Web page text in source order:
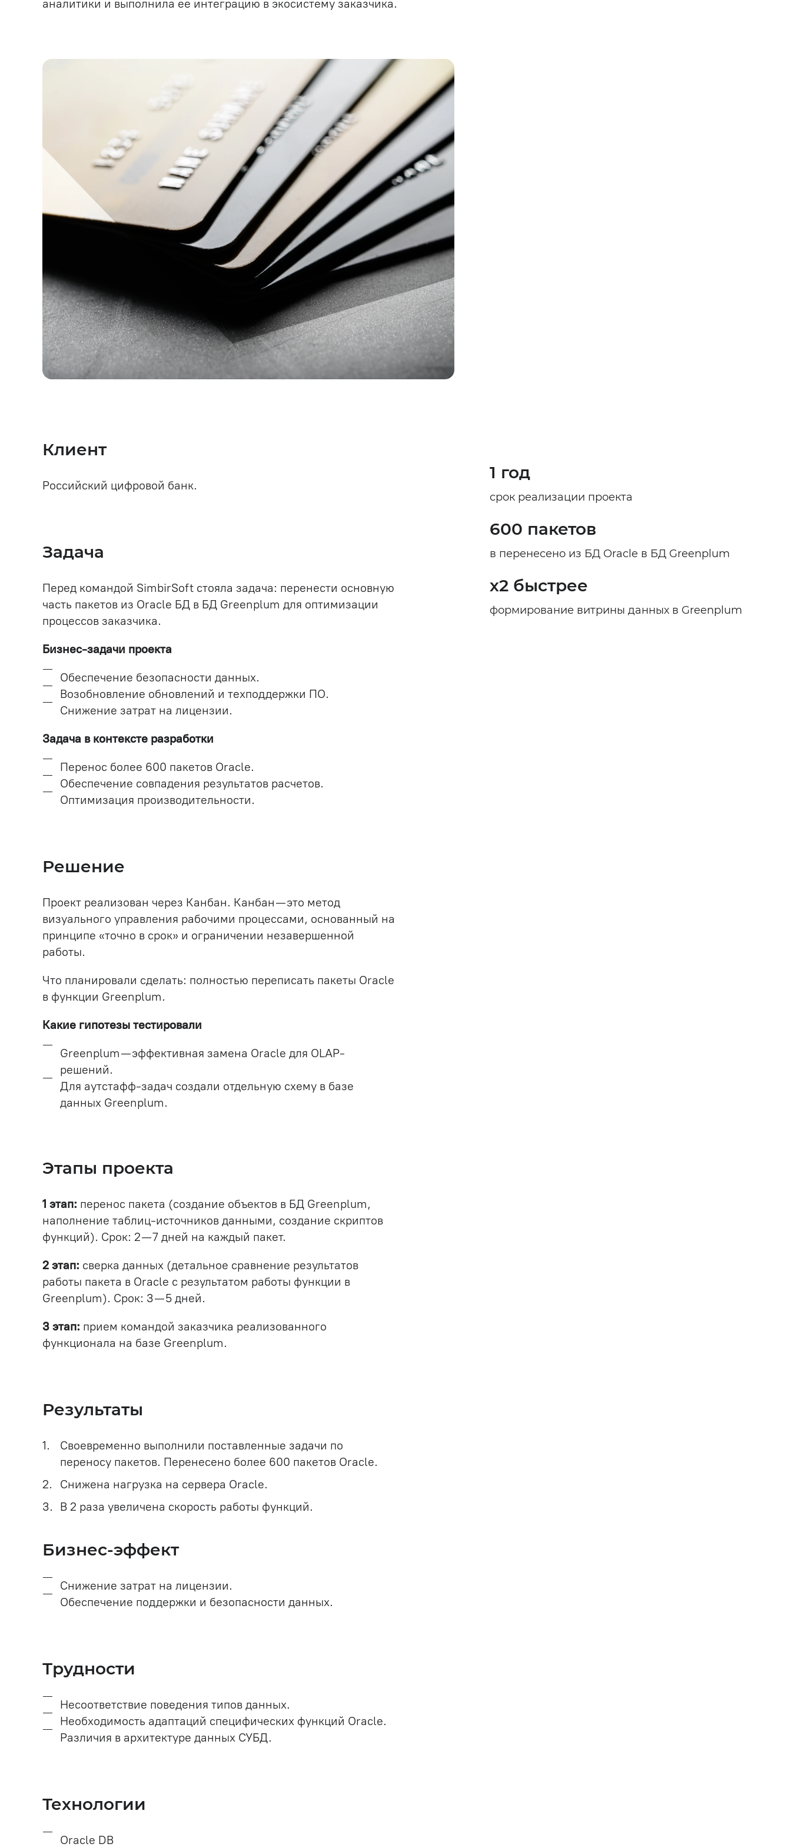
Бизнес-анализ и системный
Backend-разработка
Тестирование и обеспечение
качества (QA)
Разработка сайтов и
IT-архитектура
RPA-разработка
аналитики и выполнила ее интеграцию в экосистему заказчика.
Клиент
Российский цифровой банк.
Задача
Перед командой SimbirSoft стояла задача: перенести основную
часть пакетов из Oracle БД в БД Greenplum для оптимизации
процессов заказчика.
Бизнес-задачи проекта
Обеспечение безопасности данных.
Возобновление обновлений и техподдержки ПО.
Снижение затрат на лицензии.
Задача в контексте разработки
Перенос более 600 пакетов Oracle.
Обеспечение совпадения результатов расчетов.
Оптимизация производительности.
1 год
срок реализации проекта
600 пакетов
в перенесено из БД Oracle в БД Greenplum
х2 быстрее
формирование витрины данных в Greenplum
Решение
Проект реализован через Канбан. Канбан — это метод
визуального управления рабочими процессами, основанный на
принципе «точно в срок» и ограничении незавершенной
работы.
Что планировали сделать: полностью переписать пакеты Oracle
в функции Greenplum.
Какие гипотезы тестировали
Greenplum — эффективная замена Oracle для OLAP-
решений.
Для аутстафф-задач создали отдельную схему в базе
данных Greenplum.
Этапы проекта
1 этап: перенос пакета (создание объектов в БД Greenplum,
наполнение таблиц-источников данными, создание скриптов
функций). Срок: 2—7 дней на каждый пакет.
2 этап: сверка данных (детальное сравнение результатов
работы пакета в Oracle с результатом работы функции в
Greenplum). Срок: 3—5 дней.
3 этап: прием командой заказчика реализованного
функционала на базе Greenplum.
Результаты
Своевременно выполнили поставленные задачи по
переносу пакетов. Перенесено более 600 пакетов Oracle.
Снижена нагрузка на сервера Oracle.
В 2 раза увеличена скорость работы функций.
Бизнес-эффект
Снижение затрат на лицензии.
Обеспечение поддержки и безопасности данных.
Трудности
Несоответствие поведения типов данных.
Необходимость адаптаций специфических функций Oracle.
Различия в архитектуре данных СУБД.
Технологии
Oracle DB